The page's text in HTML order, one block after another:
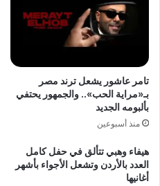
تامر عاشور يشعل ترند مصر
بـ«مراية الحب».. والجمهور يحتفي
بألبومه الجديد
منذ أسبوعين
هيفاء وهبي تتألق في حفل كامل
العدد بالأردن وتشعل الأجواء بأشهر
أغانيها